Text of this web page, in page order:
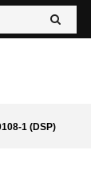
1 (DSP)